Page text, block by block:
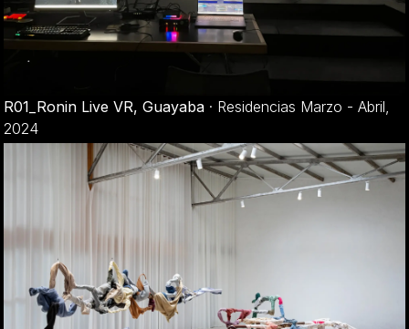
R01_Ronin Live VR, Guayaba · Residencias Marzo - Abril,
2024